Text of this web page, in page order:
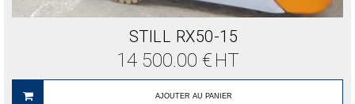
STILL RX50-15
14 500.00 € HT
AJOUTER AU PANIER